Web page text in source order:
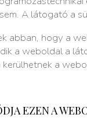
A látogató a
abban, hogy a
a weboldal a
a
EZEN A